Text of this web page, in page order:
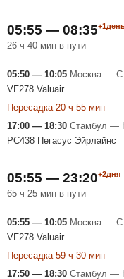
05:55 — 08:35
26 ч 40 мин в пути
05:50 — 10:05 Москва —
VF278 Valuair
Пересадка 20 ч 55 мин
17:00 — 18:30 Стамбул —
PC438 Пегасус Эйрлайнс
05:55 — 23:20+2дня
65 ч 25 мин в пути
05:55 — 10:05 Москва —
VF278 Valuair
Пересадка 59 ч 30 мин
17:50 — 18:30 Стамбул —